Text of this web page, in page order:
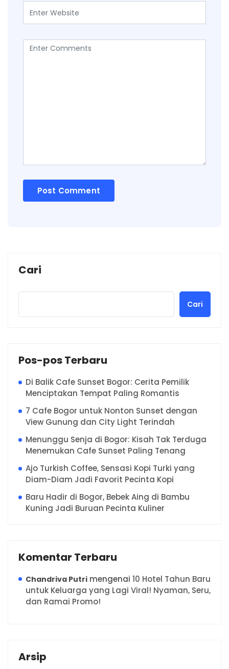
Cari
Cari
Pos-pos Terbaru
Di Balik Cafe Sunset Bogor: Cerita Pemilik
Menciptakan Tempat Paling Romantis
7 Cafe Bogor untuk Nonton Sunset dengan
View Gunung dan City Light Terindah
Menunggu Senja di Bogor: Kisah Tak Terduga
Menemukan Cafe Sunset Paling Tenang
Ajo Turkish Coffee, Sensasi Kopi Turki yang
Diam-Diam Jadi Favorit Pecinta Kopi
Baru Hadir di Bogor, Bebek Aing di Bambu
Kuning Jadi Buruan Pecinta Kuliner
Komentar Terbaru
Chandriva Putri mengenai 10 Hotel Tahun Baru
untuk Keluarga yang Lagi Viral! Nyaman, Seru,
dan Ramai Promo!
Arsip